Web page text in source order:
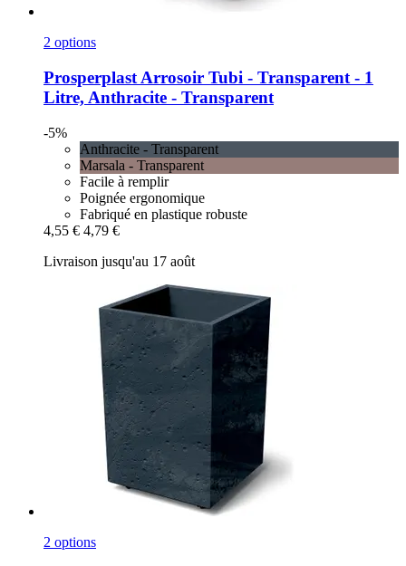
2 options
Prosperplast Arrosoir Tubi -​ Transparent -​ 1
Litre, Anthracite -​ Transparent
-5%
Anthracite - Transparent
Marsala - Transparent
Facile à remplir
Poignée ergonomique
Fabriqué en plastique robuste
4,55 € 4,79 €
Livraison jusqu'au 17 août
2 options